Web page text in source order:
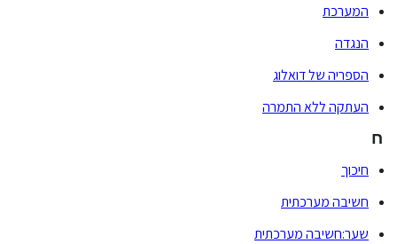
המערכת
הנגדה
הספריה של דואלוג
העתקה ללא התמרה
ח
חיכוך
חשיבה מערכתית
שער:חשיבה מערכתית